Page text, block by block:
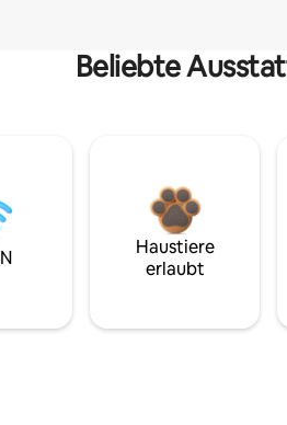
Beliebte
Haustiere
erlaubt